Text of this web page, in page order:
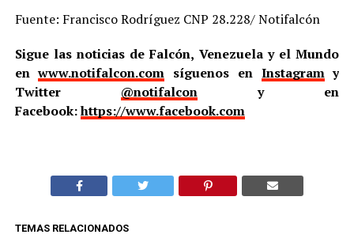
Fuente: Francisco Rodríguez CNP 28.228/ Notifalcón
Sigue las noticias de Falcón, Venezuela y el Mundo
enwww.notifalcon.com síguenos en Instagramy
Twitter @notifalcony en
Facebook:https://www.facebook.com
TEMAS RELACIONADOS